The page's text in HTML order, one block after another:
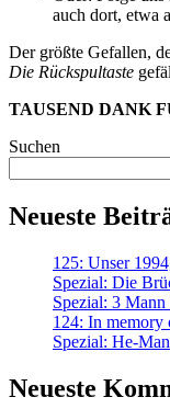
auch dort, etwa
Der größte Gefallen,
Die Rückspultaste
TAUSEND DANK
Suchen
Neueste
125: Unser
Spezial: Die
Spezial: 3
124: In
Spezial: He-
Neueste